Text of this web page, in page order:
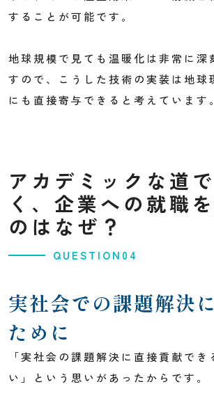
することが可能です。
地球規模で見ても温暖化は非常に深
すので、こうした技術の実装は地球
にも直接寄与できると考えています。
アカデミックな道
く、企業への就職
のはなぜ？
QUESTION04
実社会での課題解決
ために
「実社会の課題解決に直接貢献でき
い」という思いがあったからです。